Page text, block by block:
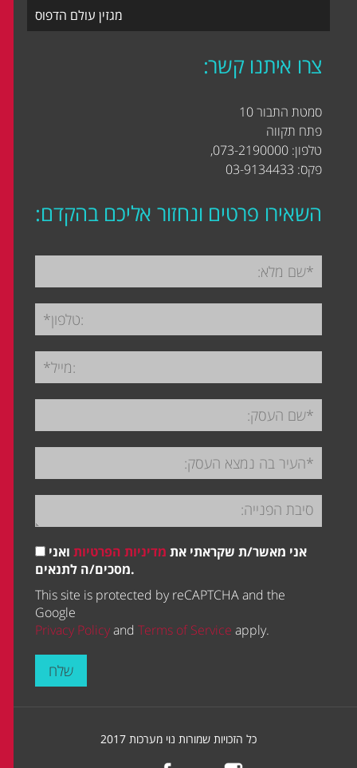
מגזין עולם הדפוס
צרו איתנו קשר:
סמטת התבור 10
פתח תקווה
טלפון: 073-2190000,
פקס: 03-9134433
השאירו פרטים ונחזור אליכם בהקדם:
אני מאשר/ת שקראתי את מדיניות הפרטיות ואני
מסכים/ה לתנאים.
This site is protected by reCAPTCHA and the
Google
Privacy Policyand Terms of Service apply.
שלח
כל הזכויות שמורות נוי מערכות 2017